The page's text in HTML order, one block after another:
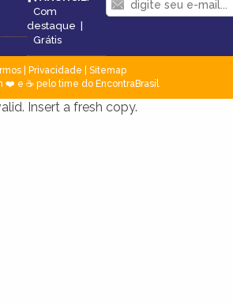
Com
destaque |
Grátis
| Privacidade
Sitemap
❤️ e ☕ pelo time do EncontraBrasil
Insert a fresh copy.